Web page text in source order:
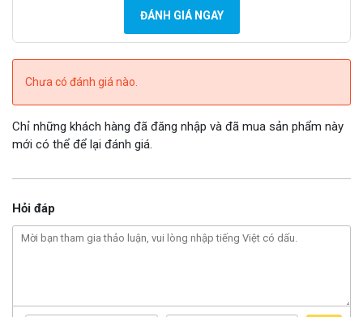
ĐÁNH GIÁ NGAY
Chưa có đánh giá nào.
Chỉ những khách hàng đã đăng nhập và đã mua sản phẩm này
mới có thể để lại đánh giá.
Hỏi đáp